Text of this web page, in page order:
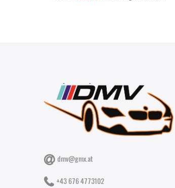
dmv@gmx.at
+43 676 4773102